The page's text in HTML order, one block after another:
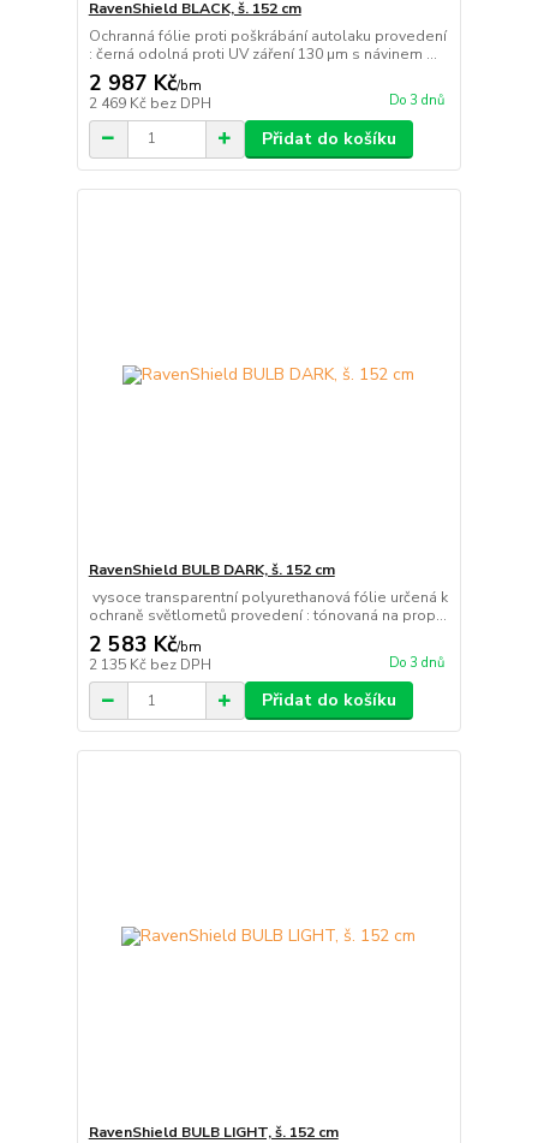
RavenShield BLACK, š. 152 cm
Ochranná fólie proti poškrábání autolaku provedení
: černá odolná proti UV záření 130 µm s návinem ...
2 987 Kč/bm
2 469 Kč bez DPH Do 3 dnů
Přidat do košíku
RavenShield BULB DARK, š. 152 cm
vysoce transparentní polyurethanová fólie určená k
ochraně světlometů provedení : tónovaná na prop...
2 583 Kč/bm
2 135 Kč bez DPH Do 3 dnů
Přidat do košíku
RavenShield BULB LIGHT, š. 152 cm